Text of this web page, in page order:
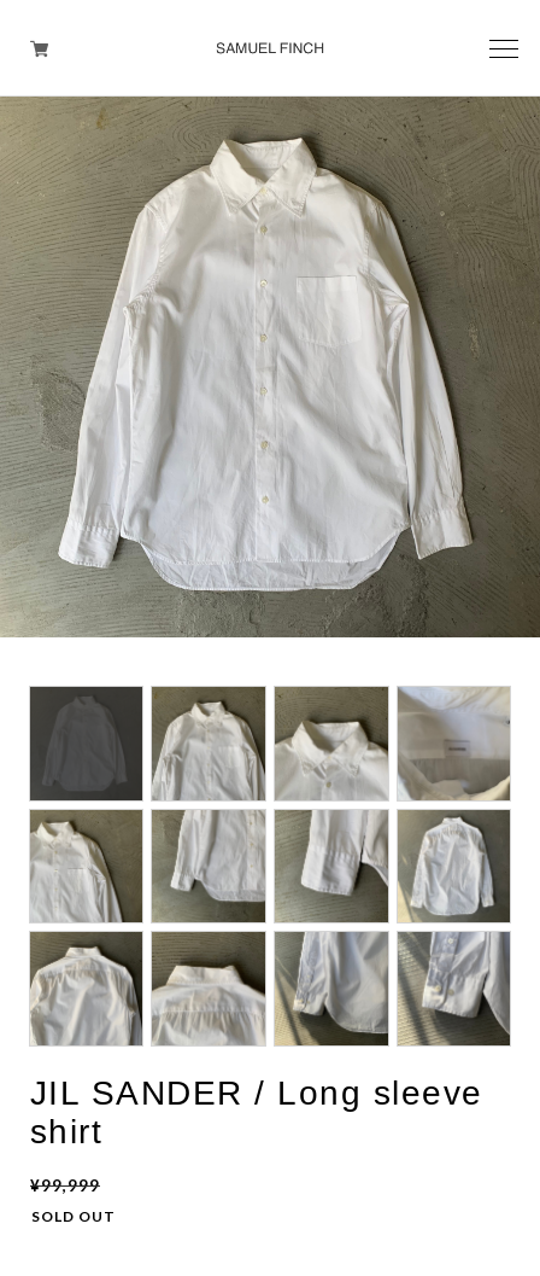
Men's
Maison Martin Margiela
Helmut Lang
Yohji Yamamoto
Other brands
TOPS
OUTER WEAR
BOTTOMS
DESIGNERS ARCHIVES
JIL SANDER / Long sleeve
shirt
¥99,999
SOLD OUT